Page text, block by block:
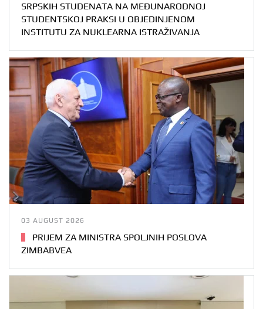
SRPSKIH STUDENATA NA MEĐUNARODNOJ
STUDENTSKOJ PRAKSI U OBJEDINJENOM
INSTITUTU ZA NUKLEARNA ISTRAŽIVANJA
03 AUGUST 2026
PRIJEM ZA MINISTRA SPOLJNIH POSLOVA
ZIMBABVEA